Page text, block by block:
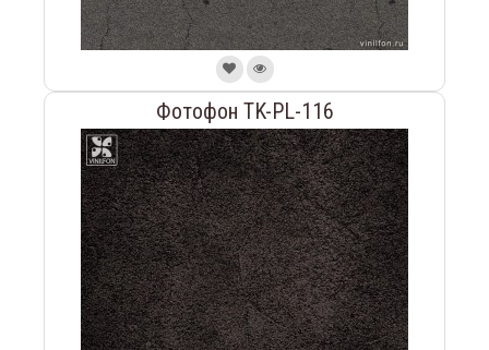
Фотофон TK-PL-116